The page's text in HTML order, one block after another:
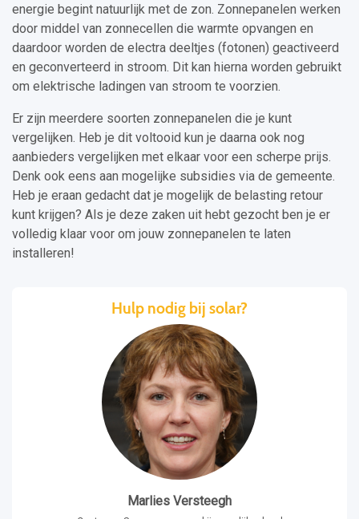
energie begint natuurlijk met de zon. Zonnepanelen werken
door middel van zonnecellen die warmte opvangen en
daardoor worden de electra deeltjes (fotonen) geactiveerd
en geconverteerd in stroom. Dit kan hierna worden gebruikt
om elektrische ladingen van stroom te voorzien.
Er zijn meerdere soorten zonnepanelen die je kunt
vergelijken. Heb je dit voltooid kun je daarna ook nog
aanbieders vergelijken met elkaar voor een scherpe prijs.
Denk ook eens aan mogelijke subsidies via de gemeente.
Heb je eraan gedacht dat je mogelijk de belasting retour
kunt krijgen? Als je deze zaken uit hebt gezocht ben je er
volledig klaar voor om jouw zonnepanelen te laten
installeren!
Hulp nodig bij solar?
Marlies Versteegh